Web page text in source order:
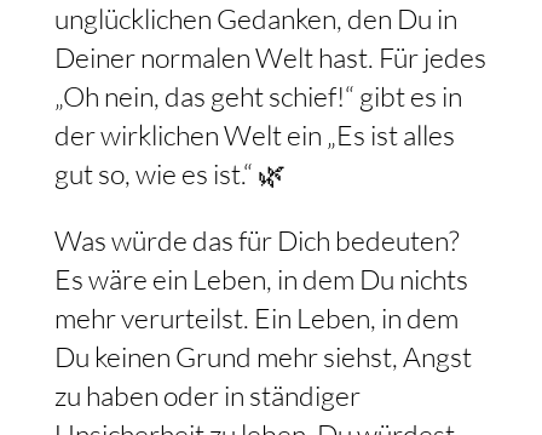
unglücklichen Gedanken, den Du in
Deiner normalen Welt hast. Für jedes
„Oh nein, das geht schief!“ gibt es in
der wirklichen Welt ein „Es ist alles
gut so, wie es ist.“ 🌿
Was würde das für Dich bedeuten?
Es wäre ein Leben, in dem Du nichts
mehr verurteilst. Ein Leben, in dem
Du keinen Grund mehr siehst, Angst
zu haben oder in ständiger